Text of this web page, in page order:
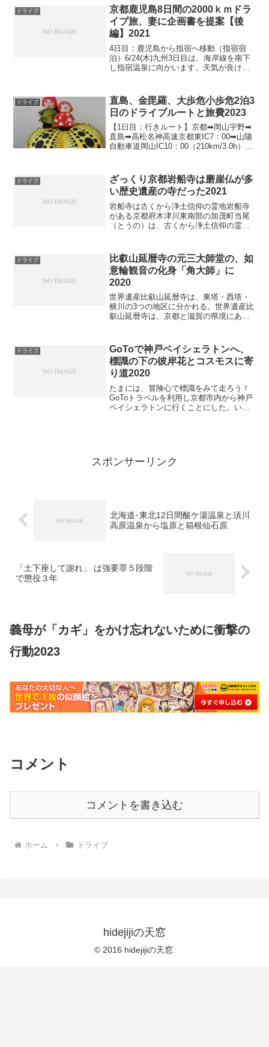
密は全く無かった。定年後の自粛生活も
はや5年目を迎え、よ...
ドライブ
京都鹿児島8日間の2000ｋｍドラ
イブ旅、妻に企画書を提案【後
編】2021
4日目：鹿児島から指宿へ移動（指宿宿
泊）6/24(木)九州3日目は、海岸線を南下
し指宿温泉に向かいます。天気が良けれ
11:00(34km1時間)➔県道232知覧...
ドライブ
直島、金毘羅、大歩危小歩危2泊3
日のドライブルートと旅費2023
【1日目：行きルート】京都➡岡山宇野➡
直島➡高松名神高速京都東IC7：00➡山陽
自動車道岡山IC10：00（210km/3.0h）
（宮浦）12:3...
ドライブ
ざっくり京都岩船寺は磨崖仏が多
い歴史遺産の寺だった2021
岩船寺は古くから浄土信仰の霊地岩船寺
がある京都府木津川東南部の加茂町当尾
（とうの）は、古くから浄土信仰の霊地
りっしゅう）の寺院である。寺院の称号
でもある山号は、高雄山（...
ドライブ
比叡山延暦寺の元三大師堂の、如
意輪観音の化身「角大師」に
2020
世界遺産比叡山延暦寺は、東塔・西塔・
横川の3つの地区に分かれる。世界遺産比
叡山延暦寺は、京都と滋賀の県境にある
歴史と伝統を守り続けています。本堂の
根本中堂や阿弥陀堂、宿...
ドライブ
GoToで神戸ベイシェラトンへ、
標識の下の彼岸花とコスモスに寄
り道2020
たまには、冒険心で標識をみて走ろう！
GoToトラベルを利用し京都市内から神戸
ベイシェラトンに行くことにした。いつ
スポンサーリンク
北海道･東北12日間酸ケ湯温泉と須川
高原温泉から塩原と箱根仙石原
「土下座して謝れ」 は強要罪５段階
で懲役３年
義母が「カギ」をかけ忘れないために衝撃の
行動2023
コメント
コメントを書き込む
ホーム ドライブ
hidejijiの天窓
© 2016 hidejijiの天窓.